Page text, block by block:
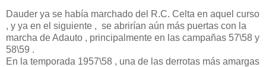
Dauder ya se había marchado del R.C. Celta en aquel curso
, y ya en el siguiente , se abrirían aún más puertas con la
marcha de Adauto , principalmente en las campañas 57\58 y
58\59 .
En la temporada 1957\58 , una de las derrotas más amargas